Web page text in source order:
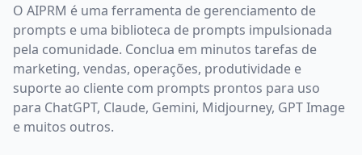
O AIPRM é uma ferramenta de gerenciamento de
prompts e uma biblioteca de prompts impulsionada
pela comunidade. Conclua em minutos tarefas de
marketing, vendas, operações, produtividade e
suporte ao cliente com prompts prontos para uso
para ChatGPT, Claude, Gemini, Midjourney, GPT Image
e muitos outros.